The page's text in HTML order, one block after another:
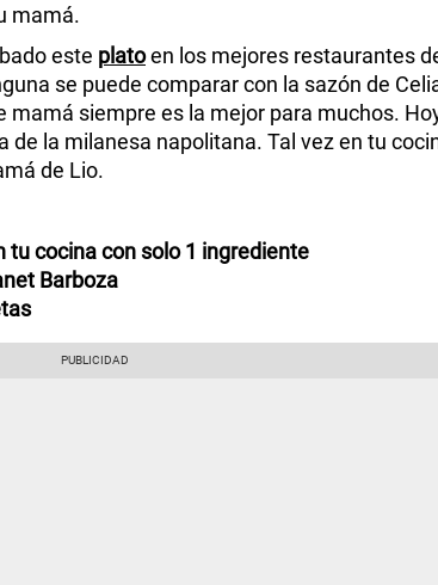
mamá.
este platoen los mejores restaurantes
se puede comparar con la sazón de
mamá siempre es la mejor para muchos.
de la milanesa napolitana. Tal vez en tu
de Lio.
tu cocina con solo 1 ingrediente
Barboza